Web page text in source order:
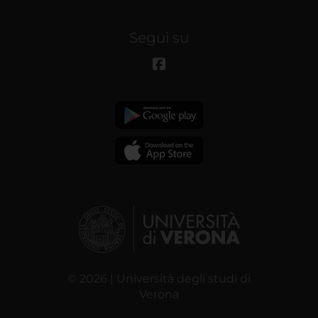
Segui su
© 2026 | Università degli studi di
Verona